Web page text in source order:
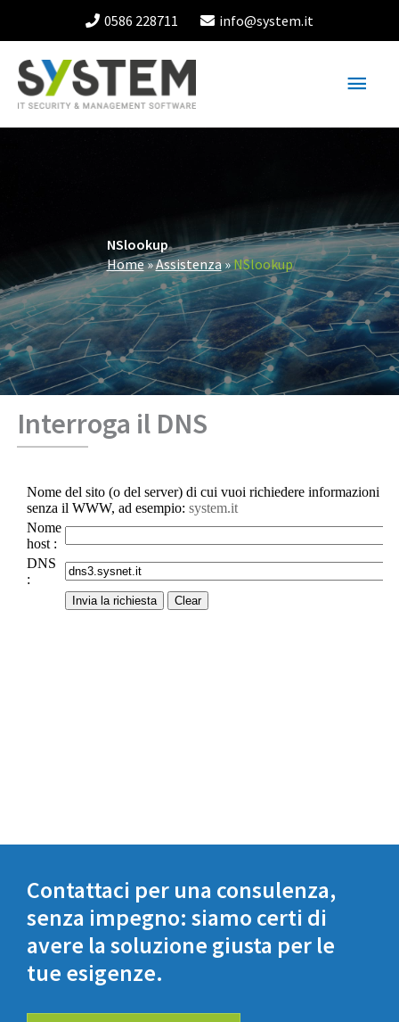
0586 228711 info@system.it
NSlookup
Home»Assistenza»NSlookup
Interroga il DNS
Contattaci per una consulenza,
senza impegno: siamo certi di
avere la soluzione giusta per le
tue esigenze.